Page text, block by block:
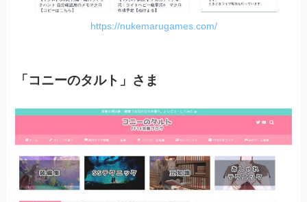
https://nukemarugames.com/
「コニーのタルト」さま